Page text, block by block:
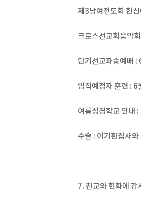
제3남여전도회 헌
크로스선교회음악
단기선교파송예배
임직예정자 훈련 :
여름성경학교 안내
수술 : 이기환집사
7. 친교와 헌화에 감